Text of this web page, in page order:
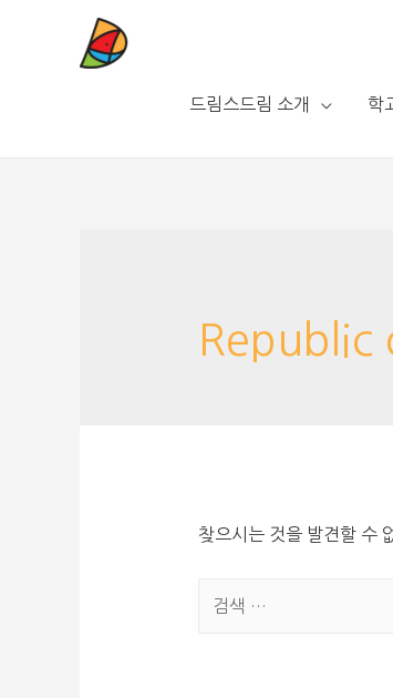
드림스드림 소개 학
Republic
찾으시는 것을 발견할 수